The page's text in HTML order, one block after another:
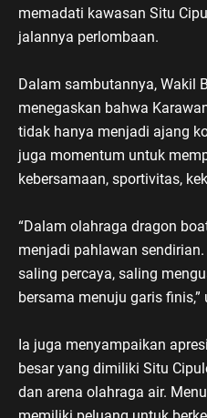
memadati kawasan Situ
jalannya perlombaan.
Dalam sambutannya, Wakil
menegaskan bahwa
tidak hanya menjadi ajang
juga momentum untuk
kebersamaan, sportivitas,
“Dalam olahraga dragon
menjadi pahlawan
saling percaya, saling
bersama menuju garis
Ia juga menyampaikan
besar yang dimiliki Situ
dan arena olahraga air.